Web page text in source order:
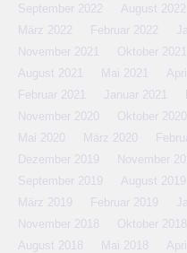
September 2022
August 2022
März 2022
Februar 2022
November 2021
Oktober 2021
August 2021
Mai 2021
Februar 2021
Januar 2021
November 2020
Oktober 2020
Mai 2020
März 2020
Dezember 2019
November
September 2019
August 2019
März 2019
Februar 2019
November 2018
Oktober 2018
August 2018
Mai 2018